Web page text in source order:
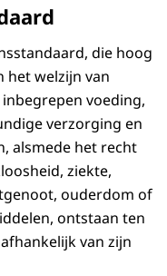
die hoog
het welzijn van
voeding,
verzorging en
alsmede het recht
ziekte,
ouderdom of
ontstaan ten
van zijn